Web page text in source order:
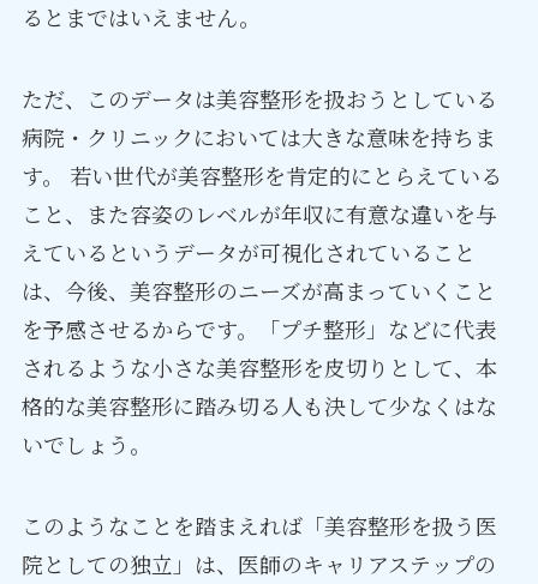
るとまではいえません。
ただ、このデータは美容整形を扱おうとしている
病院・クリニックにおいては大きな意味を持ちま
す。 若い世代が美容整形を肯定的にとらえている
こと、また容姿のレベルが年収に有意な違いを与
えているというデータが可視化されていること
は、今後、美容整形のニーズが高まっていくこと
を予感させるからです。「プチ整形」などに代表
されるような小さな美容整形を皮切りとして、本
格的な美容整形に踏み切る人も決して少なくはな
いでしょう。
このようなことを踏まえれば「美容整形を扱う医
院としての独立」は、医師のキャリアステップの